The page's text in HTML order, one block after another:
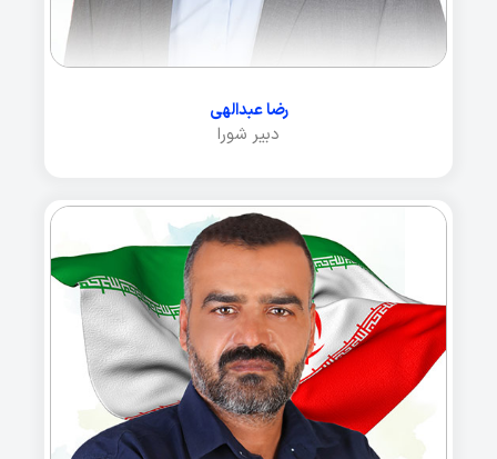
رضا عبدالهی
دبیر شورا